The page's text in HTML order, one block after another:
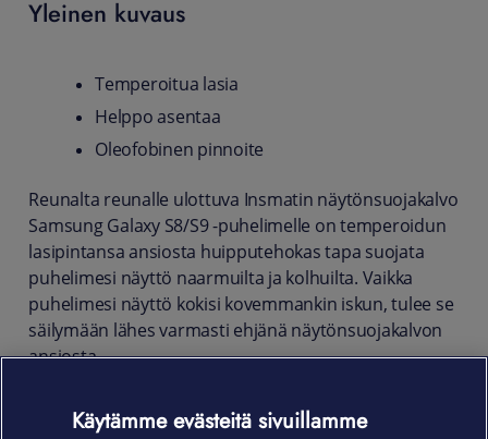
Yleinen kuvaus
Temperoitua lasia
Helppo asentaa
Oleofobinen pinnoite
Reunalta reunalle ulottuva Insmatin näytönsuojakalvo
Samsung Galaxy S8/S9 -puhelimelle on temperoidun
lasipintansa ansiosta huipputehokas tapa suojata
puhelimesi näyttö naarmuilta ja kolhuilta. Vaikka
puhelimesi näyttö kokisi kovemmankin iskun, tulee se
säilymään lähes varmasti ehjänä näytönsuojakalvon
ansiosta.
näytön puhtaana pölyltä ja sormenjäljiltä. Insmatin
Käytämme evästeitä sivuillamme